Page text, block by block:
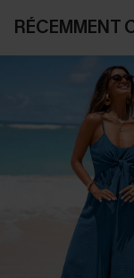
RÉCEMMENT